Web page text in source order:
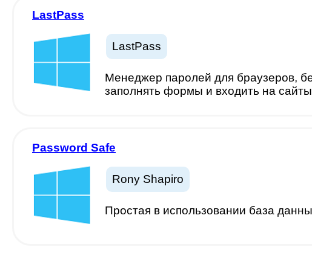
LastPass
LastPass
Менеджер паролей для браузеров,
заполнять формы и входить на
Password Safe
Rony Shapiro
Простая в использовании база